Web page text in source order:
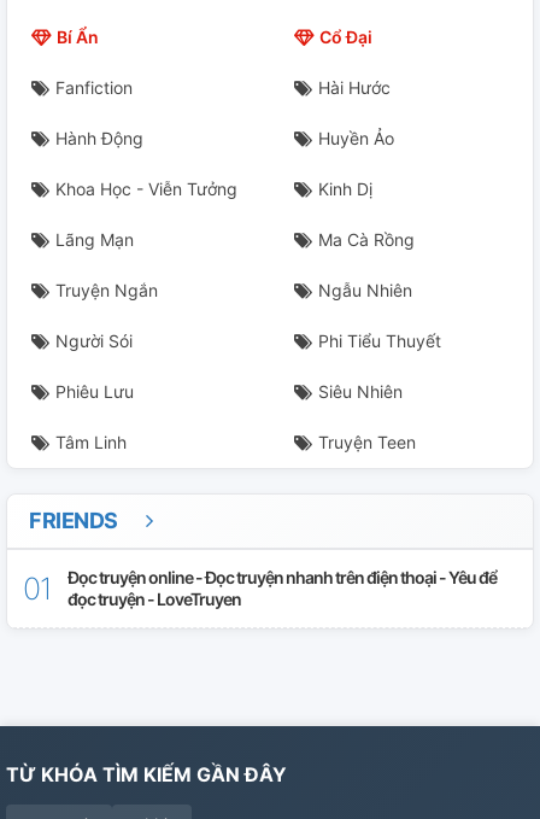
Chap 26. Alabasta (3)
Chap 27. Alabasta (4)
Chap 28: Alabasta (5)
Chap 29: Alabasta (6)
Bí Ẩn Cổ Đại
Fanfiction Hài Hước
Hành Động Huyền Ảo
Khoa Học - Viễn Tưởng Kinh Dị
Lãng Mạn Ma Cà Rồng
Truyện Ngắn Ngẫu Nhiên
Người Sói Phi Tiểu Thuyết
Phiêu Lưu Siêu Nhiên
Tâm Linh Truyện Teen
FRIENDS
Đọc truyện online - Đọc truyện nhanh trên điện thoại - Yêu để
đọc truyện - LoveTruyen
TỪ KHÓA TÌM KIẾM GẦN ĐÂY